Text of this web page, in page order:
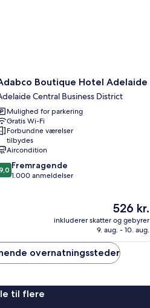
Boutique Hotel Adelaide
Central Business District
Mulighed for parkering
Gratis Wi-Fi
Forbundne værelser
tilbydes
Aircondition
Fremragende
1.000 anmeldelser
Prisen
er
526 kr.
526 kr.
inkluderer skatter og gebyrer
9. aug. - 10. aug.
overnatningssteder
til flere